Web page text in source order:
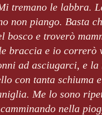
tremano le labbra.
non piango. Basta
bosco e troverò
braccia e io correrò
ad asciugarci, e
con tanta schiuma
Me lo sono
nella